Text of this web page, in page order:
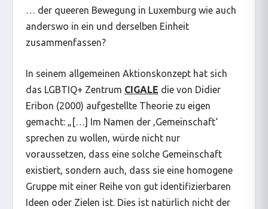
… der queeren Bewegung in Luxemburg wie auch
anderswo in ein und derselben Einheit
zusammenfassen?
In seinem allgemeinen Aktionskonzept hat sich
das LGBTIQ+ Zentrum CIGALE die von Didier
Eribon (2000) aufgestellte Theorie zu eigen
gemacht: „[…] Im Namen der ‚Gemeinschaft‘
sprechen zu wollen, würde nicht nur
voraussetzen, dass eine solche Gemeinschaft
existiert, sondern auch, dass sie eine homogene
Gruppe mit einer Reihe von gut identifizierbaren
Ideen oder Zielen ist. Dies ist natürlich nicht der